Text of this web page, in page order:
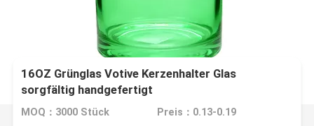
16OZ Grünglas Votive Kerzenhalter Glas
sorgfältig handgefertigt
MOQ：3000 Stück Preis：0.13-0.19